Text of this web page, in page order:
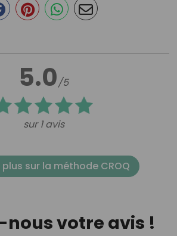
5.0/5
sur 1 avis
plus sur la méthode CROQ
nous votre avis !